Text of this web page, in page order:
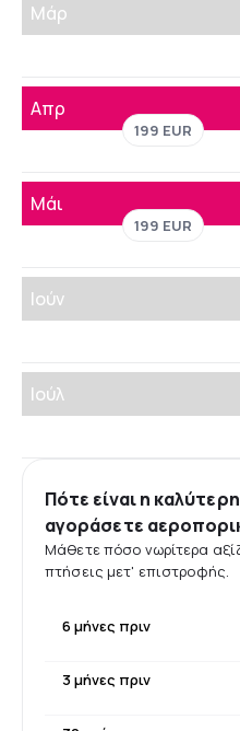
Μάρ
Απρ
199 EUR
Μάι
199 EUR
Ιούν
Ιούλ
Πότε είναι η
αγοράσετε
Μάθετε πόσο νωρίτερα
πτήσεις μετ' επιστροφής.
6 μήνες πριν
3 μήνες πριν